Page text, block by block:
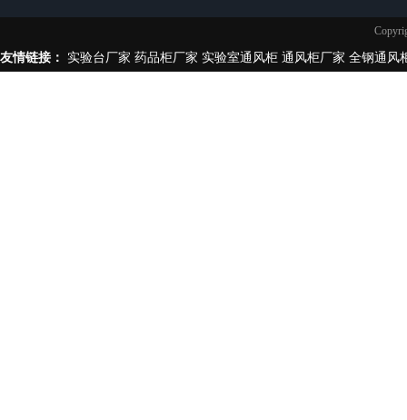
友情链接： 实验台厂家 药品柜厂家 实验室通风柜 通风柜厂家 全钢通风